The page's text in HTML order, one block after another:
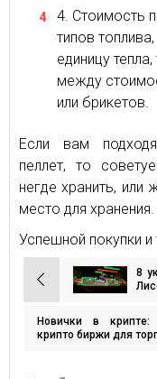
Стоимость
типов
единицу
между
или брикетов.
Если вам
пеллет, то
негде хранить, или
место для хранения.
Успешной покупки и
Навигация
по
записям
8
Новички в крипте:
крипто биржи для